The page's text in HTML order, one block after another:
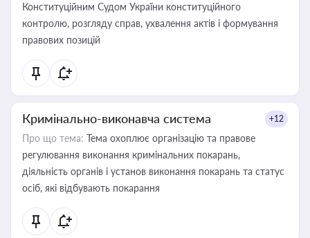
Конституційним Судом України конституційного
контролю, розгляду справ, ухвалення актів і формування
правових позицій
Кримінально-виконавча система +12
Про що тема: Тема охоплює організацію та правове
регулювання виконання кримінальних покарань,
діяльність органів і установ виконання покарань та статус
осіб, які відбувають покарання